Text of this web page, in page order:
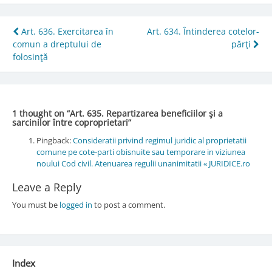
Post
navigation
Art. 636. Exercitarea în
comun a dreptului de
folosinţă
Art. 634. Întinderea cotelor-
părţi
1 thought on “Art. 635. Repartizarea beneficiilor şi a
sarcinilor între coproprietari”
Pingback:Consideratii privind regimul juridic al proprietatii
comune pe cote-parti obisnuite sau temporare in viziunea
noului Cod civil. Atenuarea regulii unanimitatii « JURIDICE.ro
Leave a Reply
You must be logged in to post a comment.
Index